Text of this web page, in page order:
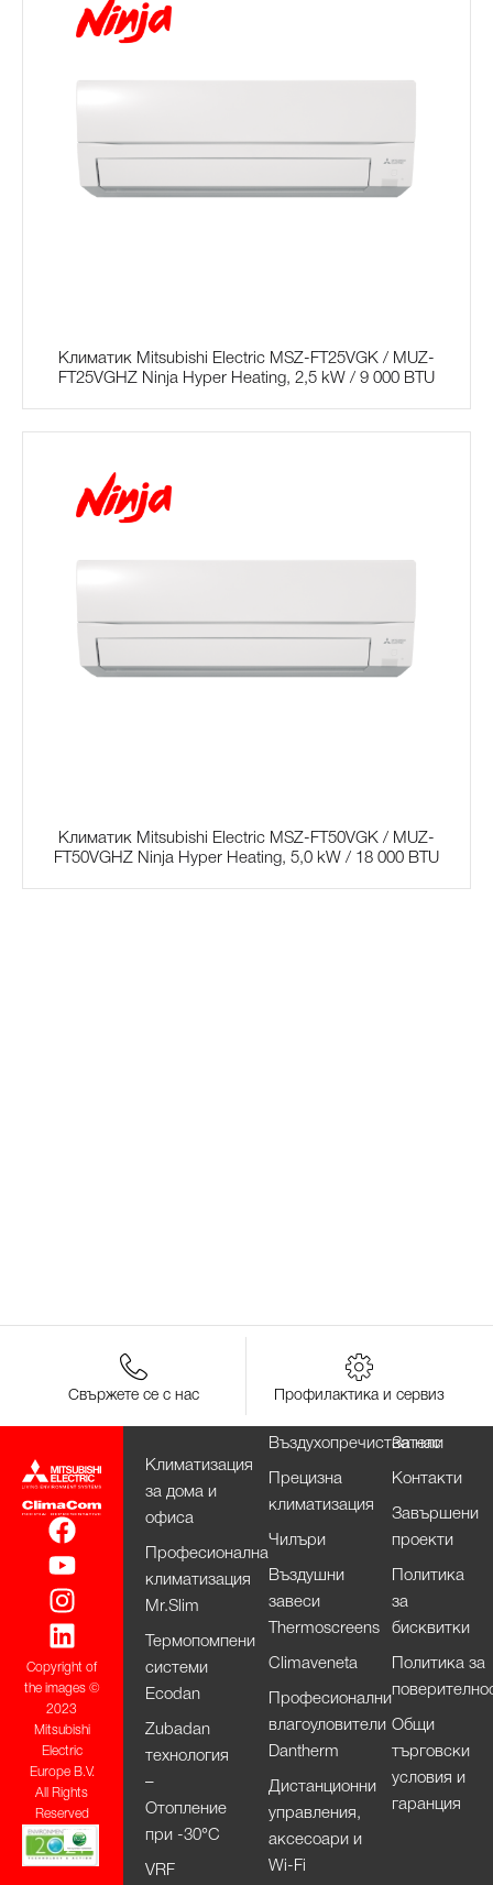
Климатик Mitsubishi Electric MSZ-FT25VGK / MUZ-
FT25VGHZ Ninja Hyper Heating, 2,5 kW / 9 000 BTU
Климатик Mitsubishi Electric MSZ-FT50VGK / MUZ-
FT50VGHZ Ninja Hyper Heating, 5,0 kW / 18 000 BTU
Свържете се с нас Профилактика и сервиз
Copyright of
the images ©
2023
Mitsubishi
Electric
Europe B.V.
All Rights
Reserved
Климатизация
за дома и
офиса
Професионална
климатизация
Mr.Slim
Термопомпени
системи
Ecodan
Zubadan
технология
–
Отопление
при -30°С
VRF
Въздухопречистватели
Прецизна
климатизация
Чилъри
Въздушни
завеси
Thermoscreens
Climaveneta
Професионални
влагоуловители
Dantherm
Дистанционни
управления,
аксесоари и
Wi-Fi
За нас
Контакти
Завършени
проекти
Политика
за
бисквитки
Политика за
Общи
търговски
условия и
гаранция